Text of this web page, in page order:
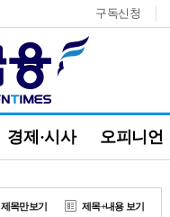
구독신청
경제·시사 오피니언
제목만보기 제목+내용 보기